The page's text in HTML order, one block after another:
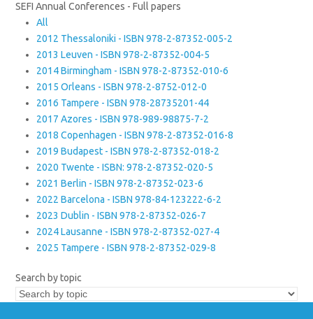
SEFI Annual Conferences - Full papers
All
2012 Thessaloniki - ISBN 978-2-87352-005-2
2013 Leuven - ISBN 978-2-87352-004-5
2014 Birmingham - ISBN 978-2-87352-010-6
2015 Orleans - ISBN 978-2-8752-012-0
2016 Tampere - ISBN 978-28735201-44
2017 Azores - ISBN 978-989-98875-7-2
2018 Copenhagen - ISBN 978-2-87352-016-8
2019 Budapest - ISBN 978-2-87352-018-2
2020 Twente - ISBN: 978-2-87352-020-5
2021 Berlin - ISBN 978-2-87352-023-6
2022 Barcelona - ISBN 978-84-123222-6-2
2023 Dublin - ISBN 978-2-87352-026-7
2024 Lausanne - ISBN 978-2-87352-027-4
2025 Tampere - ISBN 978-2-87352-029-8
Search by topic